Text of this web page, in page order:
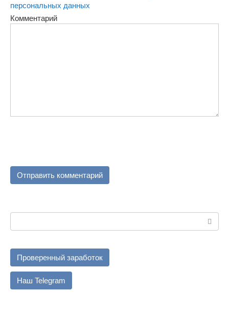
персональных данных
Комментарий
Проверенный заработок
Наш Telegram